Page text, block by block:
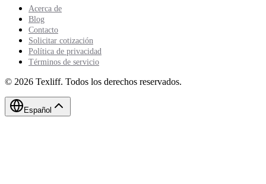
Acerca de
Blog
Contacto
Solicitar cotización
Política de privacidad
Términos de servicio
© 2026 Texliff. Todos los derechos reservados.
Español